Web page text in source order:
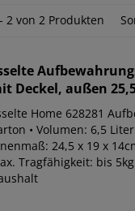
2 von 2 Produkten
Deckel, außen
Home 628281
• Volumen: 6,5
24,5 x 19 x
Tragfähigkeit: bis